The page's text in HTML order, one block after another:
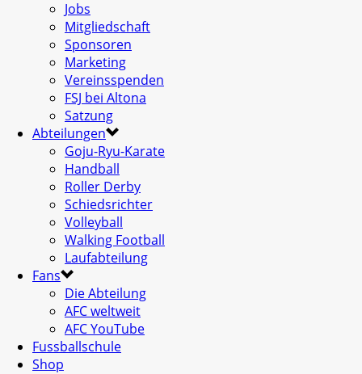
Jobs
Mitgliedschaft
Sponsoren
Marketing
Vereinsspenden
FSJ bei Altona
Satzung
Abteilungen
Goju-Ryu-Karate
Handball
Roller Derby
Schiedsrichter
Volleyball
Walking Football
Laufabteilung
Fans
Die Abteilung
AFC weltweit
AFC YouTube
Fussballschule
Shop